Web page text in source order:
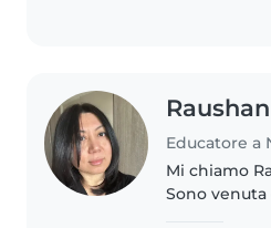
Raushan
Educatore a
Mi chiamo
Sono venuta